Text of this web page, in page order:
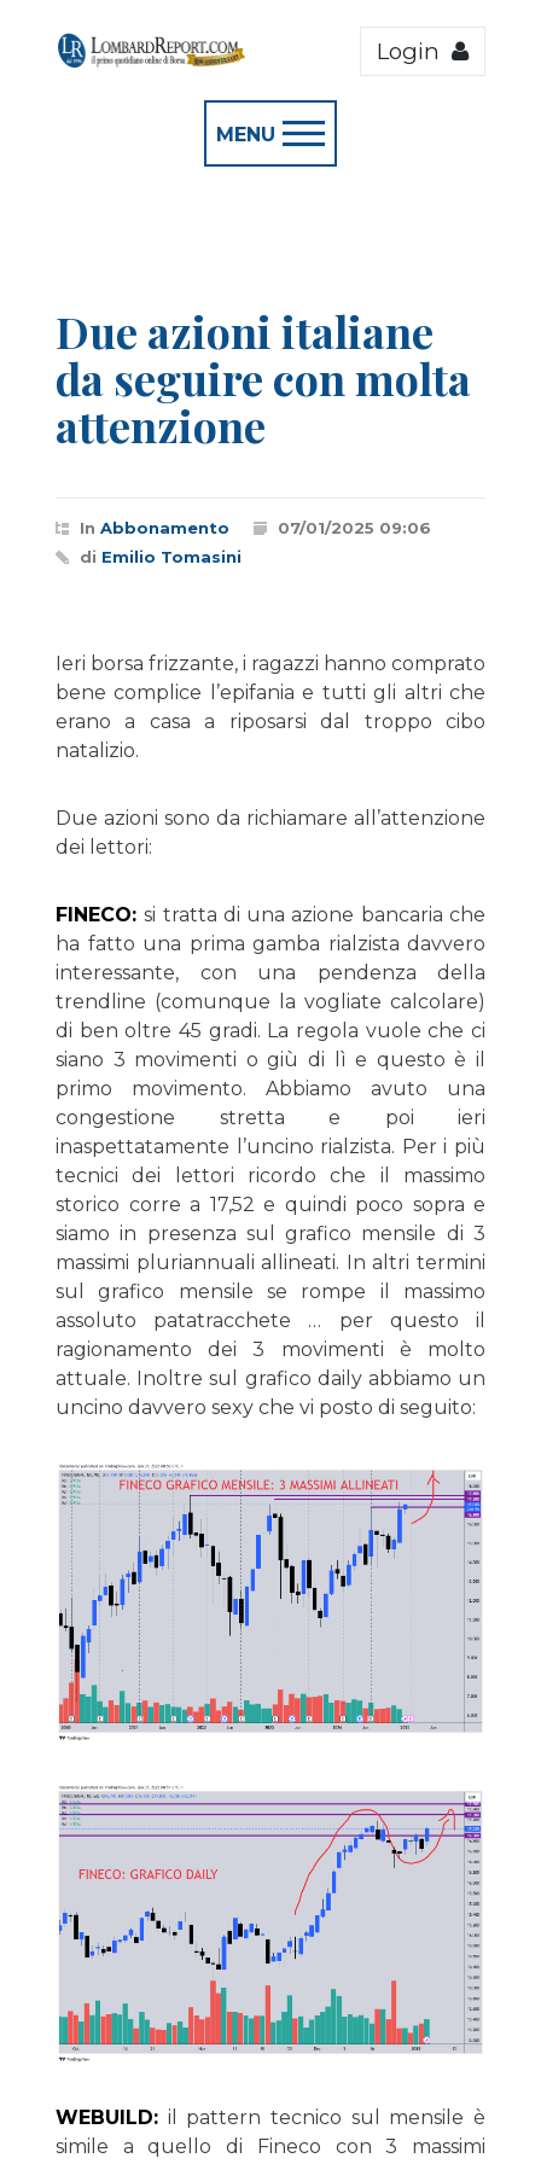
Login
MENU
Due azioni italiane
da seguire con molta
attenzione
In Abbonamento
07/01/2025 09:06
di Emilio Tomasini
Ieri borsa frizzante, i ragazzi hanno comprato
bene complice l’epifania e tutti gli altri che
erano a casa a riposarsi dal troppo cibo
natalizio.
Due azioni sono da richiamare all’attenzione
dei lettori:
FINECO:si tratta di una azione bancaria che
ha fatto una prima gamba rialzista davvero
interessante, con una pendenza della
trendline (comunque la vogliate calcolare)
di ben oltre 45 gradi. La regola vuole che ci
siano 3 movimenti o giù di lì e questo è il
primo movimento. Abbiamo avuto una
congestione stretta e poi ieri
inaspettatamente l’uncino rialzista. Per i più
tecnici dei lettori ricordo che il massimo
storico corre a 17,52 e quindi poco sopra e
siamo in presenza sul grafico mensile di 3
massimi pluriannuali allineati. In altri termini
sul grafico mensile se rompe il massimo
assoluto patatracchete … per questo il
ragionamento dei 3 movimenti è molto
attuale. Inoltre sul grafico daily abbiamo un
uncino davvero sexy che vi posto di seguito:
WEBUILD: il pattern tecnico sul mensile è
simile a quello di Fineco con 3 massimi